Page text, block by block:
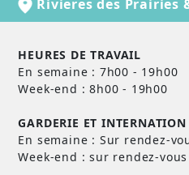
Rivieres des Prairies
HEURES DE TRAVAIL
En semaine : 7h00 - 19h00
Week-end : 8h00 - 19h00
GARDERIE ET
En semaine : Sur rendez-
Week-end : sur rendez-vous